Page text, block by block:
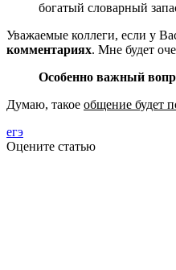
богатый словарный
Уважаемые коллеги, если у
комментариях. Мне будет
Особенно важный
Думаю, такое общение будет
егэ
Оцените статью